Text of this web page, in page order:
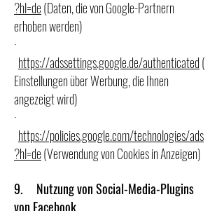
?hl=de(Daten, die von Google-Partnern
erhoben werden)
·
https://adssettings.google.de/authenticated(
Einstellungen über Werbung, die Ihnen
angezeigt wird)
·
https://policies.google.com/technologies/ads
?hl=de(Verwendung von Cookies in Anzeigen)
9. Nutzung von Social-Media-Plugins
von Facebook